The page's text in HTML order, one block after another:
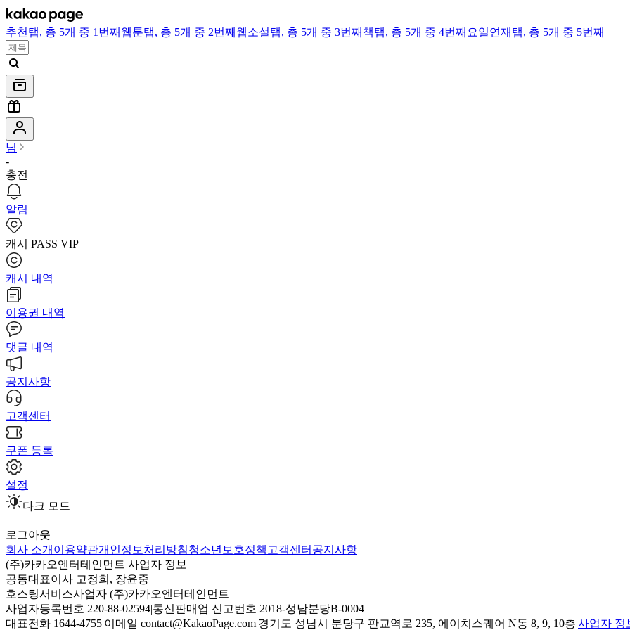
추천 탭, 총 5개 중 1번째 웹툰탭, 총 5개 중 2번째 웹소설탭, 총 5개 중 3번째 책탭, 총 5개 중 4번째 요일연재 탭, 총 5개 중 5번째
님
-
충전
알림
캐시 PASS VIP
캐시 내역
이용권 내역
댓글 내역
공지사항
고객센터
쿠폰 등록
설정
다크 모드
로그아웃
회사 소개 이용약관개인정보처리방침청소년보호정책 고객센터 공지사항
(주)카카오엔터테인먼트 사업자 정보
공동대표이사 고정희, 장윤중|
호스팅서비스사업자 (주)카카오엔터테인먼트
사업자등록번호 220-88-02594|통신판매업 신고번호 2018-성남분당B-0004
대표전화 1644-4755|이메일 contact@KakaoPage.com|경기도 성남시 분당구 판교역로 235, 에이치스퀘어 N동 8, 9, 10층|사업자 정